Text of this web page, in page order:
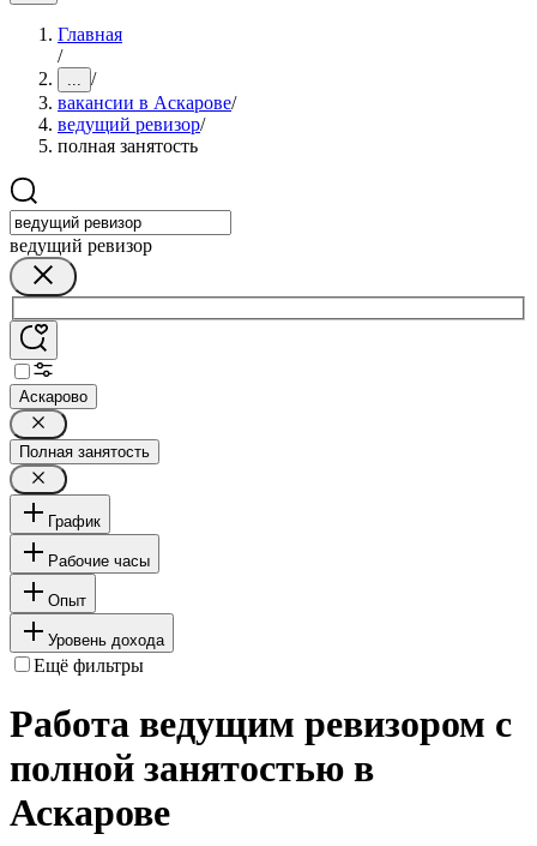
Главная
/
... /
вакансии в Аскарове/
ведущий ревизор/
полная занятость
ведущий ревизор
Аскарово
Полная занятость
График
Рабочие часы
Опыт
Уровень дохода
Ещё фильтры
Работа ведущим ревизором с
полной занятостью в
Аскарове